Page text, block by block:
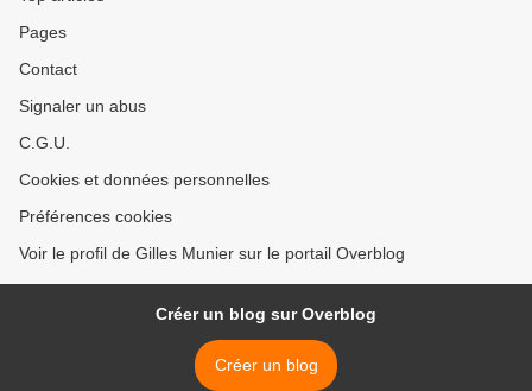
Pages
Contact
Signaler un abus
C.G.U.
Cookies et données personnelles
Préférences cookies
Voir le profil de Gilles Munier sur le portail Overblog
Créer un blog sur Overblog
Créer un blog